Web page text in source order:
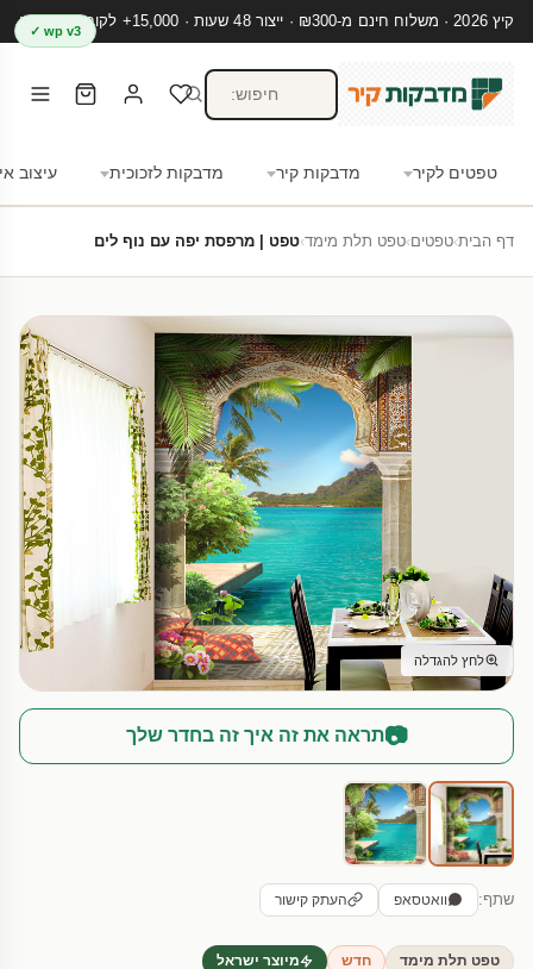
קיץ 2026 · משלוח חינם מ-₪300 · ייצור 48 שעות · 15,000+ לקוחות מרוצים
טפטים לקיר מדבקות קיר מדבקות לזכוכית עיצוב
wp v3 ✓
דף הבית›טפטים›טפט תלת מימד›טפט | מרפסת יפה עם נוף לים
לחץ להגדלה
📷תראה את זה איך זה בחדר שלך
שתף: וואטסאפ העתק קישור
טפט תלת מימד חדש מיוצר ישראל